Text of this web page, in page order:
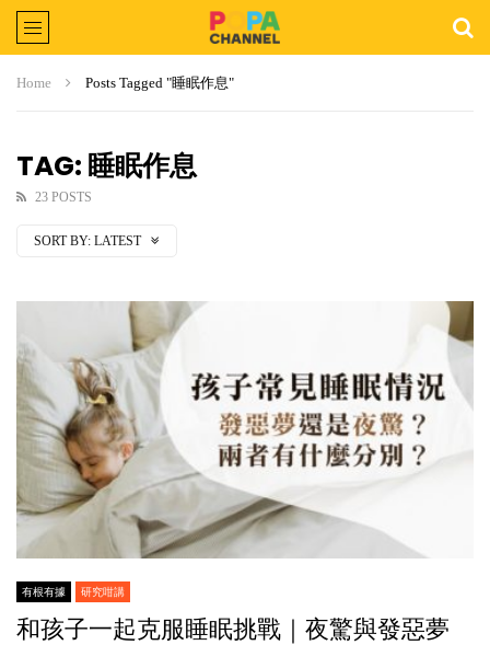
Home Posts Tagged "睡眠作息"
TAG: 睡眠作息
23 POSTS
SORT BY: LATEST
有根有據 研究咁講
和孩子一起克服睡眠挑戰｜夜驚與發惡夢